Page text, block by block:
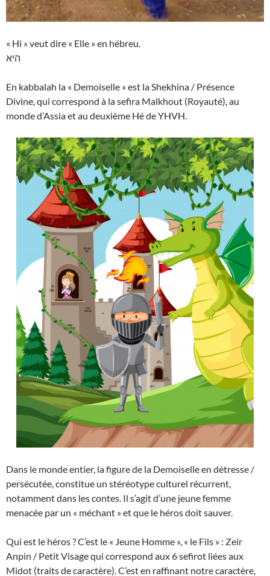
« Hi » veut dire « Elle » en hébreu.
היא
En kabbalah la « Demoiselle » est la Shekhina / Présence
Divine, qui correspond à la sefira Malkhout (Royauté), au
monde d’Assia et au deuxième Hé de YHVH.
Dans le monde entier, la figure de la Demoiselle en détresse /
persécutée, constitue un stéréotype culturel récurrent,
notamment dans les contes. Il s’agit d’une jeune femme
menacée par un « méchant » et que le héros doit sauver.
Qui est le héros ? C’est le « Jeune Homme », « le Fils » : Zeir
Anpin / Petit Visage qui correspond aux 6 sefirot liées aux
Midot (traits de caractère). C’est en raffinant notre caractère,